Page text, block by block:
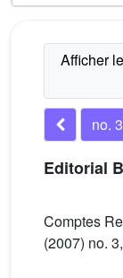
no. 3
Editorial
Comptes
(2007) no.